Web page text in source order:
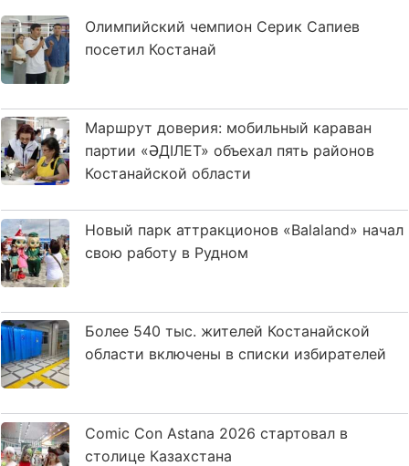
Олимпийский чемпион Серик Сапиев
посетил Костанай
Маршрут доверия: мобильный караван
партии «ӘДІЛЕТ» объехал пять районов
Костанайской области
Новый парк аттракционов «Balaland» начал
свою работу в Рудном
Более 540 тыс. жителей Костанайской
области включены в списки избирателей
Comic Con Astana 2026 стартовал в
столице Казахстана